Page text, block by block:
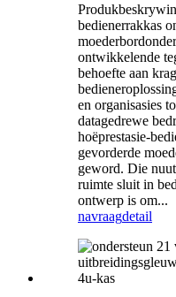
bedienerrakkas
ontwikkelende
behoefte aan
en organisasies
datagedrewe
hoëprestasie-
gevorderde
geword. Die
ruimte sluit in
ontwerp is om...
navraagdetail